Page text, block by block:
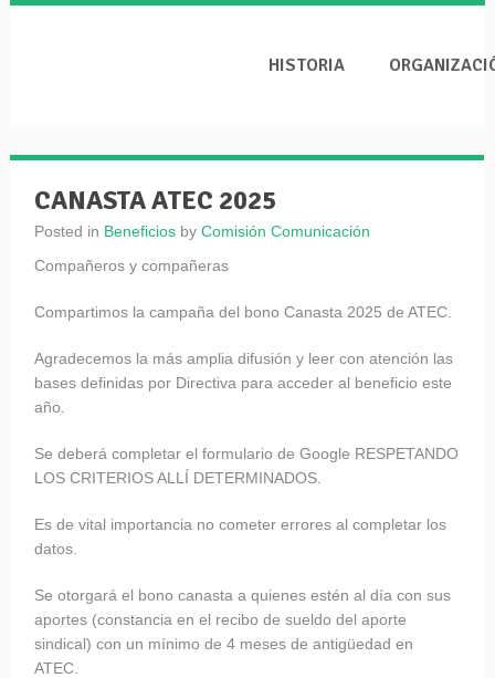
HISTORIA
CANASTA ATEC 2025
Posted in Beneficiosby Comisión Comunicación
Compañeros y compañeras
Compartimos la campaña del bono Canasta 2025 de ATEC.
Agradecemos la más amplia difusión y leer con atención las
bases definidas por Directiva para acceder al beneficio este
año.
Se deberá completar el formulario de Google RESPETANDO
LOS CRITERIOS ALLÍ DETERMINADOS.
Es de vital importancia no cometer errores al completar los
datos.
Se otorgará el bono canasta a quienes estén al día con sus
aportes (constancia en el recibo de sueldo del aporte
sindical) con un mínimo de 4 meses de antigüedad en
ATEC.